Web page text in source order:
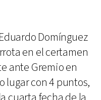
Domínguez
en el certamen
ante Gremio en
lugar con 4 puntos,